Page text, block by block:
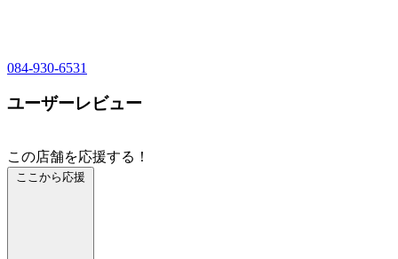
084-930-6531
ユーザーレビュー
この店舗を応援する！
ここから応援